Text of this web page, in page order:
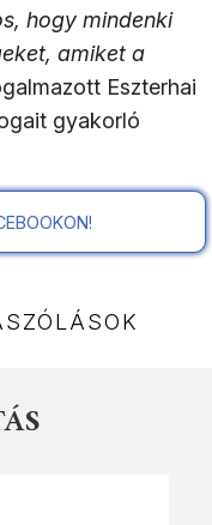
hogy mindenki
amiket a
Eszterhai
gyakorló